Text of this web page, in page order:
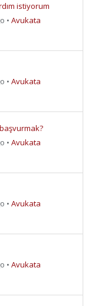
istiyorum
• Avukata
• Avukata
• Avukata
• Avukata
• Avukata